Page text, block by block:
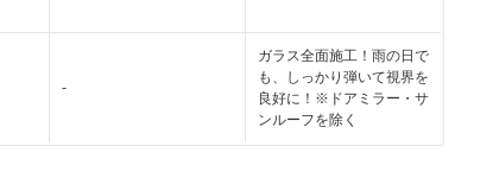
-
ガラス全面施工！雨の日で
も、しっかり弾いて視界を
良好に！※ドアミラー・サ
ンルーフを除く